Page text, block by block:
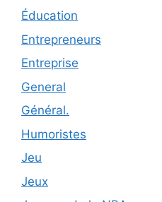
Éducation
Entrepreneurs
Entreprise
General
Général.
Humoristes
Jeu
Jeux